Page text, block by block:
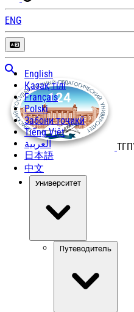
ENG
English
Қазақ тілі
Français
Polski
Забони тоҷикӣ
Tiếng Việt
العربية
日本語
中文
Университет
Путеводитель